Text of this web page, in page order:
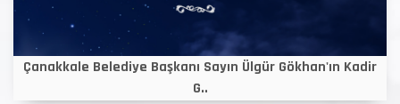
Çanakkale Belediye Başkanı Sayın Ülgür Gökhan'ın Kadir
G..